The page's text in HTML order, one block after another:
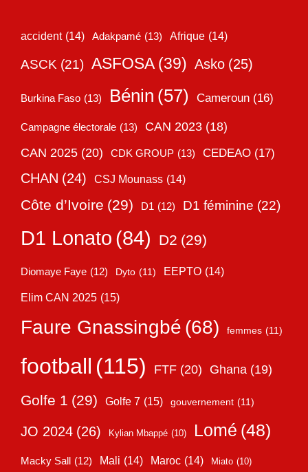
accident (14) Adakpamé (13) Afrique (14)
ASCK (21) ASFOSA (39) Asko (25)
Burkina Faso (13) Bénin (57) Cameroun (16)
Campagne électorale (13) CAN 2023 (18)
CAN 2025 (20) CDK GROUP (13) CEDEAO (17)
CHAN (24) CSJ Mounass (14)
Côte d’Ivoire (29) D1 (12) D1 féminine (22)
D1 Lonato (84) D2 (29)
Diomaye Faye (12) Dyto (11) EEPTO (14)
Elim CAN 2025 (15)
Faure Gnassingbé (68) femmes (11)
football (115) FTF (20) Ghana (19)
Golfe 1 (29) Golfe 7 (15) gouvernement (11)
JO 2024 (26) Kylian Mbappé (10) Lomé (48)
Macky Sall (12) Mali (14) Maroc (14) Miato (10)